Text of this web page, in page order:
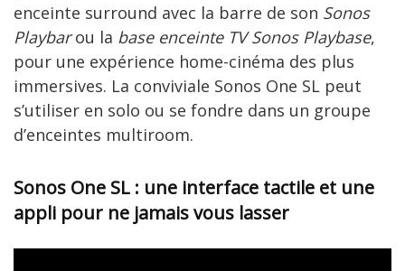
enceinte surround avec la barre de son Sonos
Playbarou la base enceinte TV Sonos Playbase,
pour une expérience home-cinéma des plus
immersives. La conviviale Sonos One SL peut
s’utiliser en solo ou se fondre dans un groupe
d’enceintes multiroom.
Sonos One SL : une interface tactile et une
appli pour ne jamais vous lasser